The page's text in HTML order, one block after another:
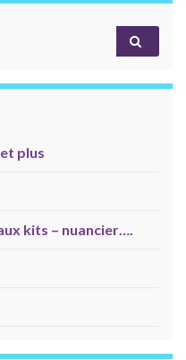
plus
kits – nuancier….